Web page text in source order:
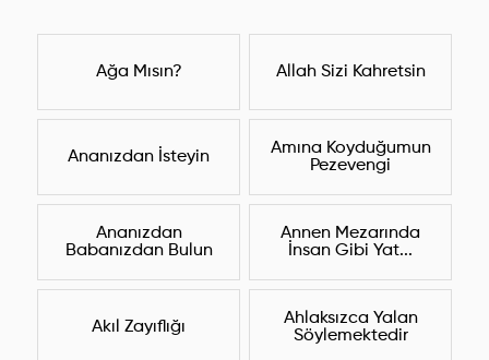
Ağa Mısın? Allah Sizi Kahretsin
Ananızdan İsteyin
Amına Koyduğumun
Pezevengi
Ananızdan
Babanızdan Bulun
Annen Mezarında
İnsan Gibi Yat...
Akıl Zayıflığı
Ahlaksızca Yalan
Söylemektedir